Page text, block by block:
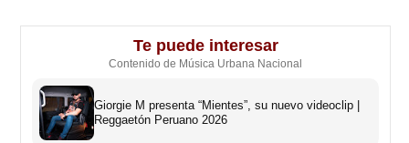
Te puede interesar
Contenido de Música Urbana Nacional
Giorgie M presenta “Mientes”, su nuevo videoclip |
Reggaetón Peruano 2026